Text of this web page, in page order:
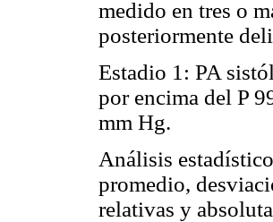
medido en tres o
posteriormente
Estadio 1: PA
por encima del P
mm Hg.
Análisis
promedio,
relativas y